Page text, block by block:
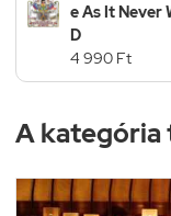
e As It Never
D
4 990 Ft
A kategória